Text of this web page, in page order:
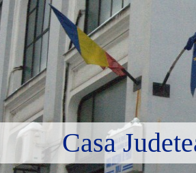
Casa